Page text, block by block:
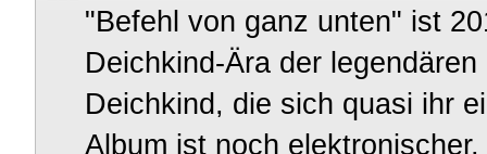
"Befehl von ganz unten" ist
Deichkind-Ära der
Deichkind, die sich quasi ihr
Album ist noch